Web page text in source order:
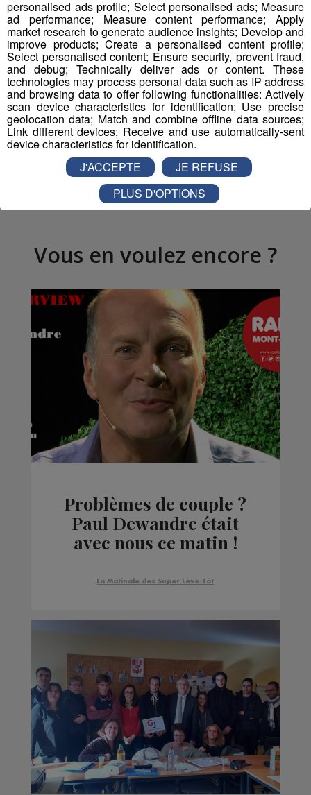
Au total,1,2 million d’euros vont être
débourséspar le Syanepour soutenir ces 22
projets.
Partager sur Facebook
Partager sur Twitter
Vous en voulez encore ?
Problèmes de couple ?
Paul Dewandre était
avec nous ce matin !
La Matinale des Super Lève-Tôt
personalised ads profile; Select personalised ads; Measure
ad performance; Measure content performance; Apply
market research to generate audience insights; Develop and
improve products; Create a personalised content profile;
Select personalised content; Ensure security, prevent fraud,
and debug; Technically deliver ads or content. These
technologies may process personal data such as IP address
and browsing data to offer following functionalities: Actively
scan device characteristics for identification; Use precise
geolocation data; Match and combine offline data sources;
Link different devices; Receive and use automatically-sent
device characteristics for identification.
J'ACCEPTE
JE REFUSE
PLUS D'OPTIONS